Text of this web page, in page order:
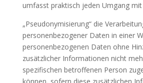
umfasst praktisch jeden Umgang
„Pseudonymisierung“ die
personenbezogener Daten in einer
personenbezogenen Daten ohne
zusätzlicher Informationen nicht
spezifischen betroffenen Person